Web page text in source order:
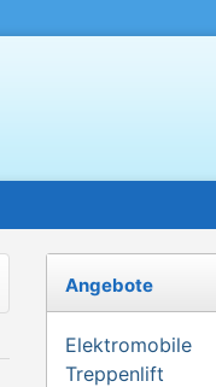
Angebote
Elektromobile
Treppenlift